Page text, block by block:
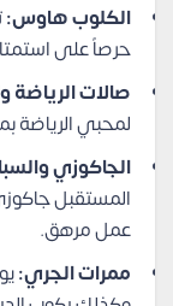
الكلوب هاوس:
حرصاً على
صالات الرياضة
لمحبي الرياضة
الجاكوزي
المستقبل
عمل مرهق.
ممرات الجري: